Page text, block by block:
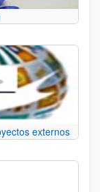
externos